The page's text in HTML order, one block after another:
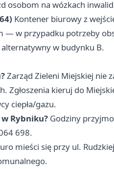
osobom na wózkach
Kontener biurowy z
— w przypadku potrzeby
w budynku B.
Zarząd Zieleni Miejskiej nie
Zgłoszenia kieruj do
ciepła/gazu.
Rybniku? Godziny
698.
mieści się przy ul.